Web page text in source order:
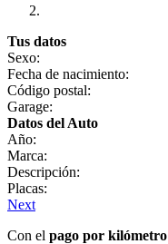
Tus datos
Sexo:
Fecha de nacimiento:
Código postal:
Garage:
Datos del Auto
Año:
Marca:
Descripción:
Placas:
Next
Con el pago por kilómetro